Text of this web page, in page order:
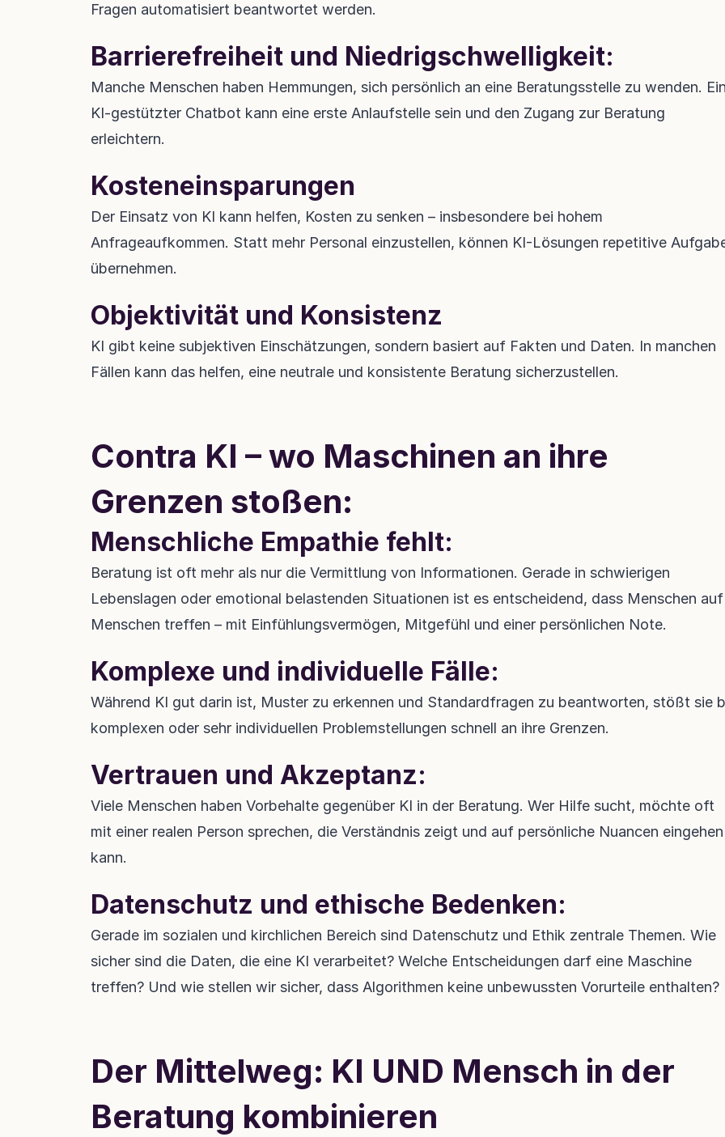
Fragen automatisiert beantwortet werden.
Barrierefreiheit und Niedrigschwelligkeit:
Manche Menschen haben Hemmungen, sich persönlich an eine Beratungsstelle zu wenden.
KI-gestützter Chatbot kann eine erste Anlaufstelle sein und den Zugang zur Beratung
erleichtern.
Kosteneinsparungen
Der Einsatz von KI kann helfen, Kosten zu senken – insbesondere bei hohem
Anfrageaufkommen. Statt mehr Personal einzustellen, können KI-Lösungen repetitive
übernehmen.
Objektivität und Konsistenz
KI gibt keine subjektiven Einschätzungen, sondern basiert auf Fakten und Daten. In manchen
Fällen kann das helfen, eine neutrale und konsistente Beratung sicherzustellen.
Contra KI – wo Maschinen an ihre
Grenzen stoßen:
Menschliche Empathie fehlt:
Beratung ist oft mehr als nur die Vermittlung von Informationen. Gerade in schwierigen
Lebenslagen oder emotional belastenden Situationen ist es entscheidend, dass Menschen auf
Menschen treffen – mit Einfühlungsvermögen, Mitgefühl und einer persönlichen Note.
Komplexe und individuelle Fälle:
Während KI gut darin ist, Muster zu erkennen und Standardfragen zu beantworten, stößt sie
komplexen oder sehr individuellen Problemstellungen schnell an ihre Grenzen.
Vertrauen und Akzeptanz:
Viele Menschen haben Vorbehalte gegenüber KI in der Beratung. Wer Hilfe sucht, möchte oft
mit einer realen Person sprechen, die Verständnis zeigt und auf persönliche Nuancen eingehen
kann.
Datenschutz und ethische Bedenken:
Gerade im sozialen und kirchlichen Bereich sind Datenschutz und Ethik zentrale Themen. Wie
sicher sind die Daten, die eine KI verarbeitet? Welche Entscheidungen darf eine Maschine
treffen? Und wie stellen wir sicher, dass Algorithmen keine unbewussten Vorurteile enthalten?
Der Mittelweg: KI UND Mensch in der
Beratung kombinieren